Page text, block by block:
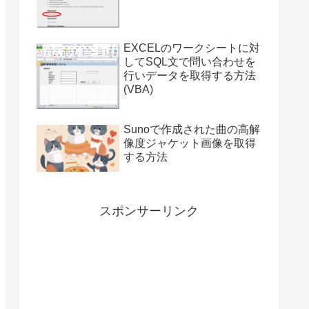
EXCELのワークシートに対
してSQL文で問い合わせを
行いデータを取得する方法
(VBA)
Sunoで作成された曲の高解
像度ジャケット画像を取得
する方法
スポンサーリンク